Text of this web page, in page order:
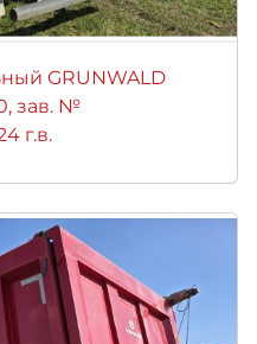
GRUNWALD
зав. №
г.в.